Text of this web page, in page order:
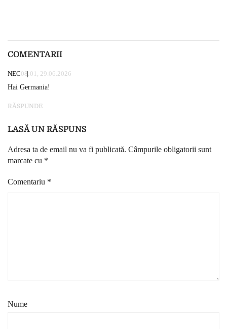
COMENTARII
NEC08:01, 29.06.2026
Hai Germania!
RĂSPUNDE
LASĂ UN RĂSPUNS
Adresa ta de email nu va fi publicată. Câmpurile obligatorii sunt
marcate cu *
Comentariu *
Nume